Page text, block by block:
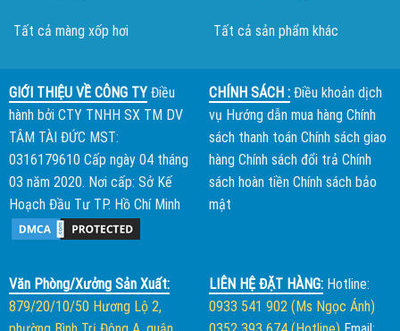
Tất cả màng xốp hơi Tất cả sản phẩm khác
GIỚI THIỆU VỀ CÔNG TYĐiều
hành bởi CTY TNHH SX TM DV
TÂM TÀI ĐỨC MST:
0316179610 Cấp ngày 04 tháng
03 năm 2020. Nơi cấp: Sở Kế
Hoạch Đầu Tư TP. Hồ Chí Minh
CHÍNH SÁCH : Điều khoản dịch
vụ Hướng dẫn mua hàng Chính
sách thanh toán Chính sách giao
hàng Chính sách đổi trả Chính
sách hoàn tiền Chính sách bảo
mật
Văn Phòng/Xưởng Sản Xuất:
879/20/10/50 Hương Lộ 2,
LIÊN HỆ ĐẶT HÀNG:Hotline:
0933 541 902 (Ms Ngọc Ánh)